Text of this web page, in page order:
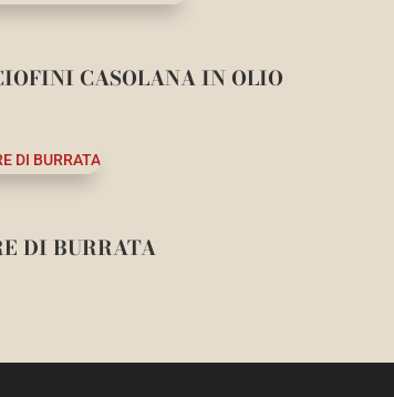
CASOLANA IN OLIO
DI BURRATA